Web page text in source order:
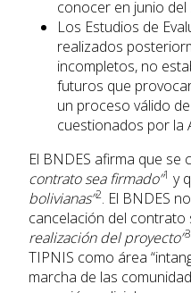
conocer en junio
Los Estudios de
realizados
incompletos, no
futuros que
un proceso válido
cuestionados por la
El BNDES afirma que se
contrato sea firmado”1 y
bolivianas”2. El BNDES
cancelación del contrato
realización del proyecto”3
TIPNIS como área
marcha de las